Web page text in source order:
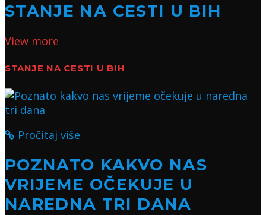
STANJE NA CESTI U BIH
View more
STANJE NA CESTI U BIH
Pročitaj više
POZNATO KAKVO NAS
VRIJEME OČEKUJE U
NAREDNA TRI DANA